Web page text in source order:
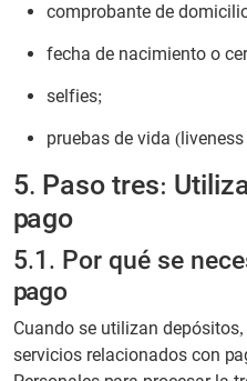
comprobante de
fecha de nacimiento o
selfies;
pruebas de vida
5. Paso tres:
pago
5.1. Por qué se
pago
Cuando se utilizan
servicios relacionados con